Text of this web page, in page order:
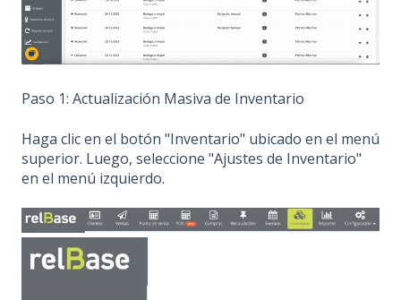
Paso 1: Actualización Masiva de Inventario
Haga clic en el botón "Inventario" ubicado en el menú
superior. Luego, seleccione "Ajustes de Inventario"
en el menú izquierdo.